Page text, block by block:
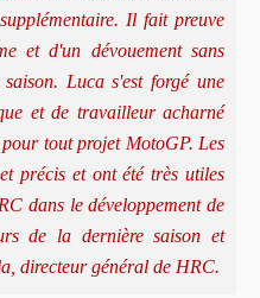
Il fait preuve
et d'un dévouement sans
Luca s'est forgé une
et de travailleur acharné
tout projet MotoGP. Les
précis et ont été très utiles
dans le développement de
de la dernière saison et
directeur général de HRC.